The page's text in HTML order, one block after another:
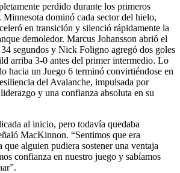
perdido durante los primeros
dominó cada sector del hielo,
en transición y silenció rápidamente la
demoledor. Marcus Johansson abrió el
34 segundos y Nick Foligno agregó dos goles
arriba 3-0 antes del primer intermedio. Lo
hacia un Juego 6 terminó convirtiéndose en
del Avalanche, impulsada por
y una confianza absoluta en su
al inicio, pero todavía quedaba
MacKinnon. “Sentimos que era
que alguien pudiera sostener una ventaja
confianza en nuestro juego y sabíamos